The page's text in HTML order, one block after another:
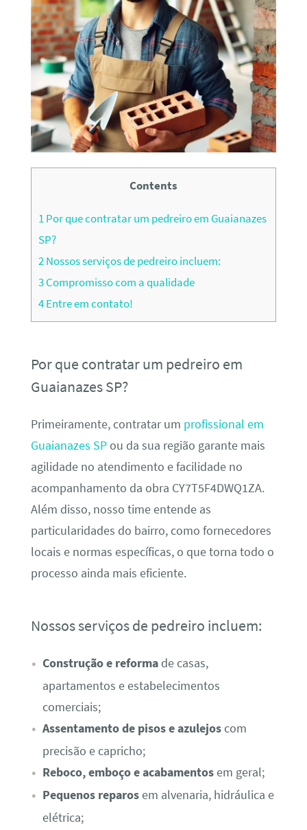
Contents
1Por que contratar um pedreiro em Guaianazes
SP?
2Nossos serviços de pedreiro incluem:
3Compromisso com a qualidade
4Entre em contato!
Por que contratar um pedreiro em
Guaianazes SP?
Primeiramente, contratar um profissional em
Guaianazes SPou da sua região garante mais
agilidade no atendimento e facilidade no
acompanhamento da obra CY7T5F4DWQ1ZA.
Além disso, nosso time entende as
particularidades do bairro, como fornecedores
locais e normas específicas, o que torna todo o
processo ainda mais eficiente.
Nossos serviços de pedreiro incluem:
Construção e reformade casas,
apartamentos e estabelecimentos
comerciais;
Assentamento de pisos e azulejoscom
precisão e capricho;
Reboco, emboço e acabamentosem geral;
Pequenos reparosem alvenaria, hidráulica e
elétrica;